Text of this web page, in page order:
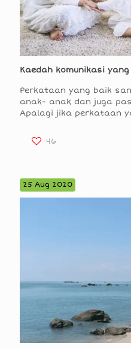
Kaedah komunikasi
Perkataan yang baik
anak- anak dan juga
Apalagi jika perkataan
46
25 Aug 2020